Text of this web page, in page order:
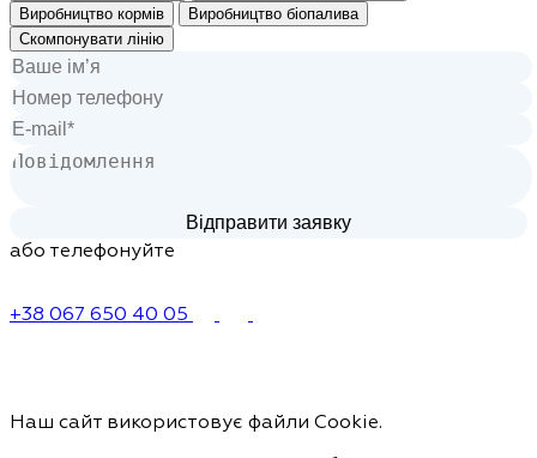
Виробництво кормів
Виробництво біопалива
Скомпонувати лінію
або телефонуйте
+38 067 650 40 05
Наш сайт використовує файли Cookie.